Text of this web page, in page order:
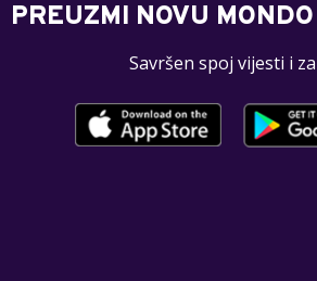
PREUZMI NOVU
Savršen spoj vijesti i